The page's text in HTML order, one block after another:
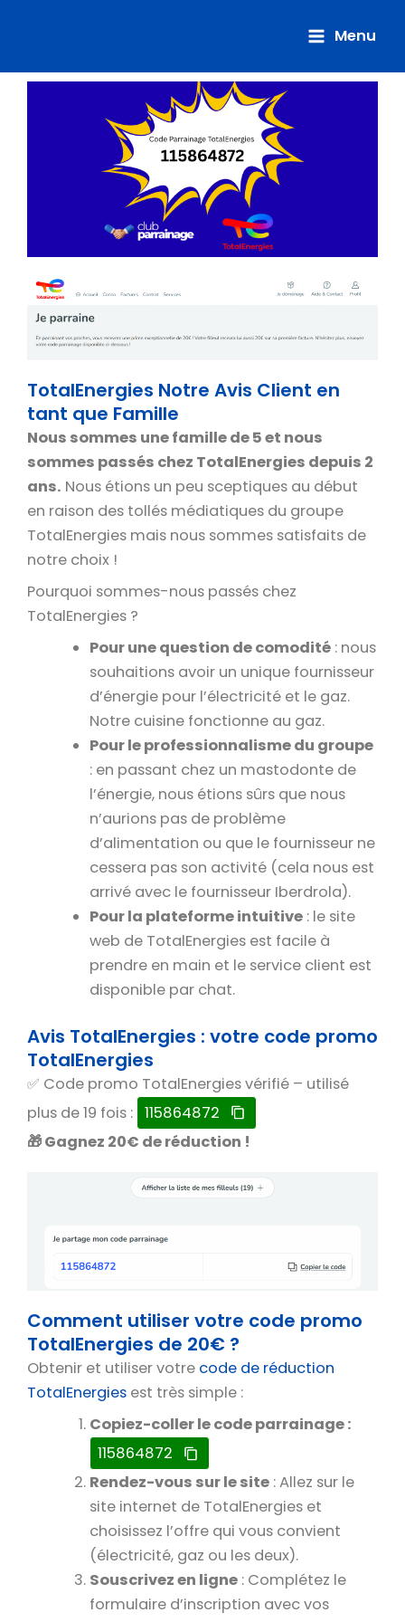
Menu
TotalEnergies Notre Avis Client en
tant que Famille
Nous sommes une famille de 5 et nous
sommes passés chez TotalEnergies depuis 2
ans. Nous étions un peu sceptiques au début
en raison des tollés médiatiques du groupe
TotalEnergies mais nous sommes satisfaits de
notre choix !
Pourquoi sommes-nous passés chez
TotalEnergies ?
Pour une question de comodité : nous
souhaitions avoir un unique fournisseur
d’énergie pour l’électricité et le gaz.
Notre cuisine fonctionne au gaz.
Pour le professionnalisme du groupe
: en passant chez un mastodonte de
l’énergie, nous étions sûrs que nous
n’aurions pas de problème
d’alimentation ou que le fournisseur ne
cessera pas son activité (cela nous est
arrivé avec le fournisseur Iberdrola).
Pour la plateforme intuitive : le site
web de TotalEnergies est facile à
prendre en main et le service client est
disponible par chat.
Avis TotalEnergies : votre code promo
TotalEnergies
✅ Code promo TotalEnergies vérifié – utilisé
plus de 19 fois : 115864872
🎁 Gagnez 20€ de réduction !
Comment utiliser votre code promo
TotalEnergies de 20€ ?
Obtenir et utiliser votre code de réduction
TotalEnergies est très simple :
Copiez-coller le code parrainage :
115864872
Rendez-vous sur le site : Allez sur le
site internet de TotalEnergies et
choisissez l’offre qui vous convient
(électricité, gaz ou les deux).
Souscrivez en ligne : Complétez le
formulaire d’inscription avec vos